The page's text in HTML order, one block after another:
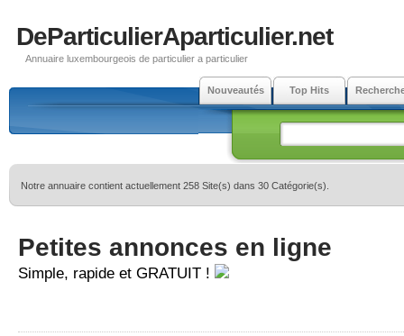
DeParticulierAparticulier.net
Annuaire luxembourgeois de particulier a particulier
Nouveautés Top Hits
Notre annuaire contient actuellement 258 Site(s) dans 30 Catégorie(s).
Petites annonces en ligne
Simple, rapide et GRATUIT !